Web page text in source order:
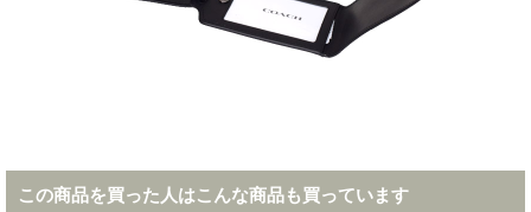
この商品を買った人はこんな商品も買っています